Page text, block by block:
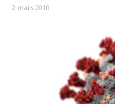
2 mars 2010